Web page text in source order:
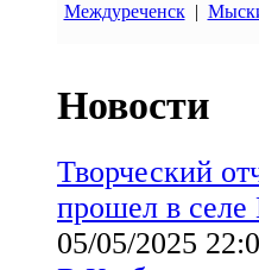
Междуреченск|
Новости
Творческий
прошел в селе
05/05/2025